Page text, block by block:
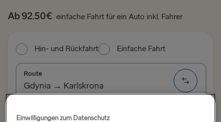
Ab 92.50€ einfache Fahrt für ein Auto inkl. Fahrer
Hin- und Rückfahrt Einfache Fahrt
Route
Gdynia → Karlskrona
Anreisedatum
Einwilligungen zum Datenschutz